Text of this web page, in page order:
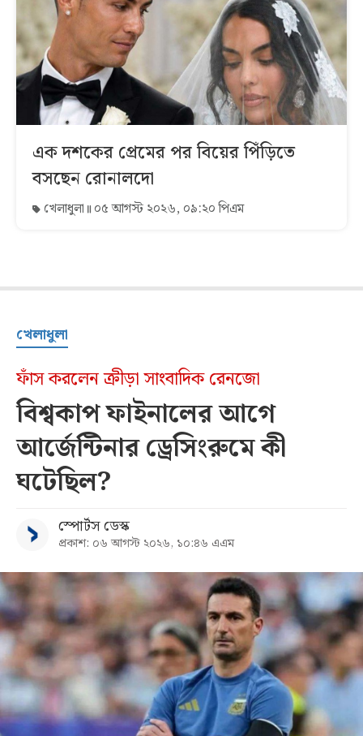
এক দশকের প্রেমের পর বিয়ের পিঁড়িতে
বসছেন রোনালদো
খেলাধুলা ০৫ আগস্ট ২০২৬, ০৯:২০ পিএম
খেলাধুলা
ফাঁস করলেন ক্রীড়া সাংবাদিক রেনজো
বিশ্বকাপ ফাইনালের আগে
আর্জেন্টিনার ড্রেসিংরুমে কী
ঘটেছিল?
স্পোর্টস ডেস্ক
প্রকাশ: ০৬ আগস্ট ২০২৬, ১০:৪৬ এএম